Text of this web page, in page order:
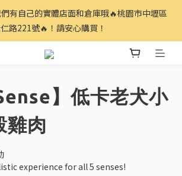
有自己的實體店面和倉庫哦🔥桃園市中壢區
路221號🔥！請安心購買！
】低卡老犬小
雞肉
experience for all 5 senses!